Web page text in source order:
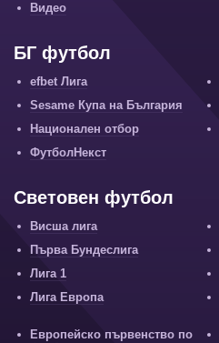
Видео
БГ футбол
efbet Лига
Sesame Купа на България
Национален отбор
ФутболНекст
Световен футбол
Висша лига
Първа Бундеслига
Лига 1
Лига Европа
Европейско първенство по